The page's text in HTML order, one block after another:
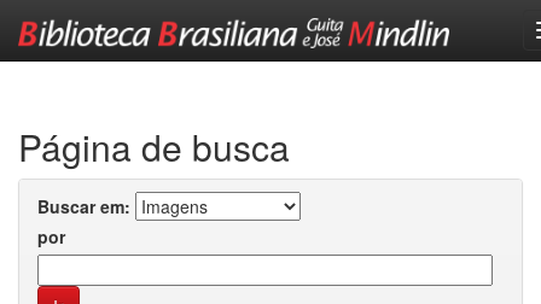
Página de busca
Buscar em:
por